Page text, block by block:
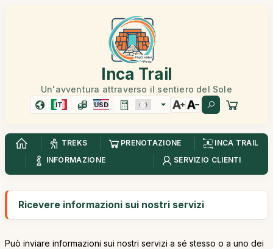
Inca Trail
Un'avventura attraverso il sentiero del Sole
IT USD
TREKS PRENOTAZIONE
INCA TRAIL
INFORMAZIONE
SERVIZIO CLIENTI
Ricevere informazioni sui nostri servizi
Può inviare informazioni sui nostri servizi a sé stesso o a uno dei